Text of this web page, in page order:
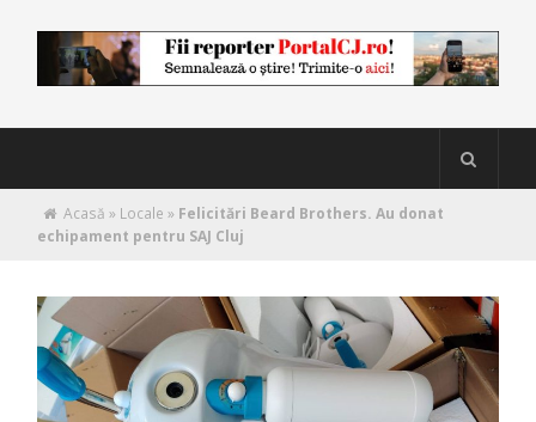
Acasă » Locale » Felicitări Beard Brothers. Au donat
echipament pentru SAJ Cluj